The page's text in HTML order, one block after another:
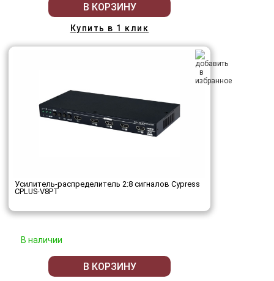
В КОРЗИНУ
Купить в 1 клик
Усилитель-распределитель 2:8 сигналов Cypress
CPLUS-V8PT
В наличии
В КОРЗИНУ